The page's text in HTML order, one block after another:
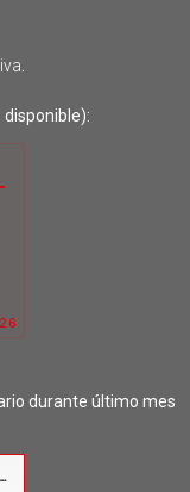
.
disponible):
durante último mes